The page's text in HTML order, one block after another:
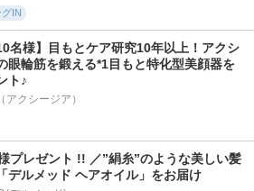
IN
名様】目もとケア研究10年以上！アクシ
眼輪筋を鍛える*1目もと特化型美顔器を
ト♪
アクシージア）
プレゼント !! ／”絹糸”のような美しい髪
デルメッド ヘアオイル」をお届け